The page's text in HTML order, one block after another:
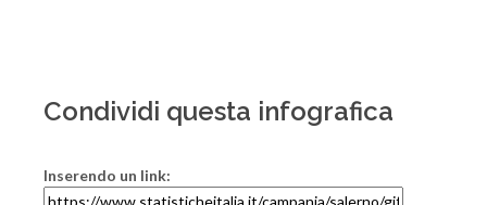
Condividi questa infografica
Inserendo un link: